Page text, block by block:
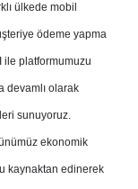
ülkede mobil
ödeme yapma
ile platformumuzu
devamlı olarak
sunuyoruz.
ekonomik
kaynaktan edinerek